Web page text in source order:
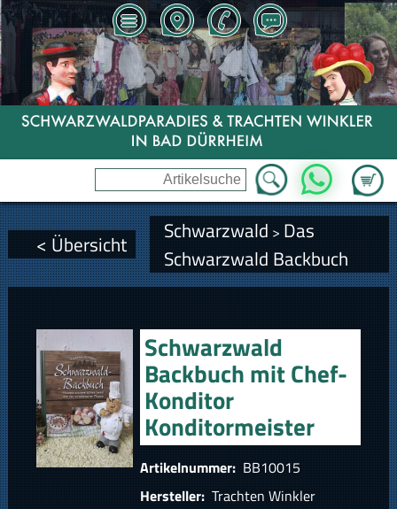
Zum
WhatsApp
< Übersicht Schwarzwald > Das
Schwarzwald Backbuch
Schwarzwald
Backbuch mit Chef-
Konditor
Konditormeister
Artikelnummer: BB10015
Hersteller: Trachten Winkler